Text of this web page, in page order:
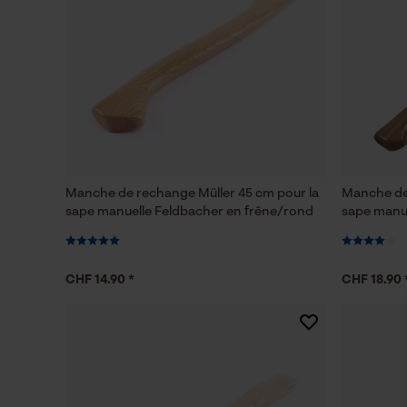
Manche de rechange Müller 45 cm pour la
sape manuelle Feldbacher en frêne/rond
CHF 14.90 *
Manche
sape
CHF 18.90 *